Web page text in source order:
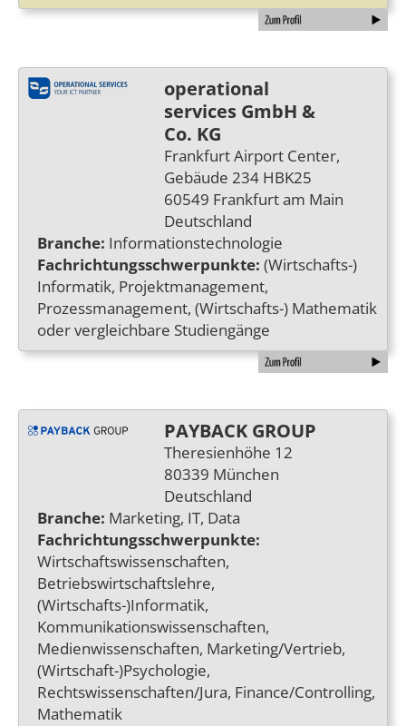
operational
services GmbH &
Co. KG
Frankfurt Airport Center,
Gebäude 234 HBK25
60549 Frankfurt am Main
Deutschland
Branche: Informationstechnologie
Fachrichtungsschwerpunkte: (Wirtschafts-)
Informatik, Projektmanagement,
Prozessmanagement, (Wirtschafts-) Mathematik
oder vergleichbare Studiengänge
PAYBACK GROUP
Theresienhöhe 12
80339 München
Deutschland
Branche: Marketing, IT, Data
Fachrichtungsschwerpunkte:
Wirtschaftswissenschaften,
Betriebswirtschaftslehre,
(Wirtschafts-)Informatik,
Kommunikationswissenschaften,
Medienwissenschaften, Marketing/Vertrieb,
(Wirtschaft-)Psychologie,
Rechtswissenschaften/Jura, Finance/Controlling,
Mathematik